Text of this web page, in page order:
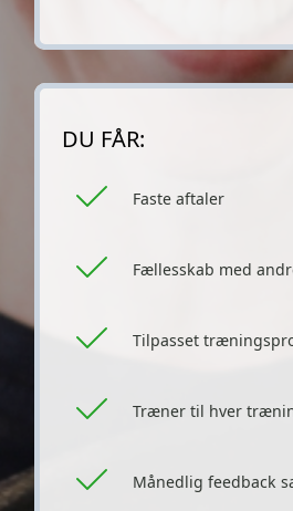
DU FÅR:
Faste aftaler
Fællesskab med
Tilpasset
Træner til hver
Månedlig feedback